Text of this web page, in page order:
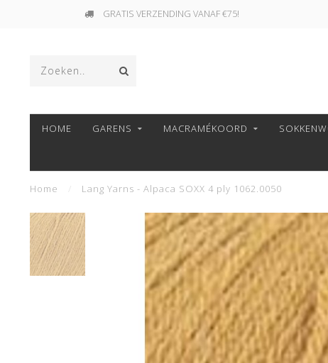
GRATIS VERZENDING VANAF €75!
HOME GARENS MACRAMÉKOORD
Home Lang Yarns - Alpaca SOXX 4 ply 1062.0050